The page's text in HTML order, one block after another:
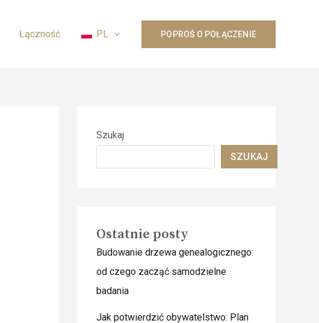
Łączność PL POPROŚ O POŁĄCZENIE
Szukaj
SZUKAJ
Ostatnie posty
Budowanie drzewa genealogicznego:
od czego zacząć samodzielne
badania
Jak potwierdzić obywatelstwo: Plan